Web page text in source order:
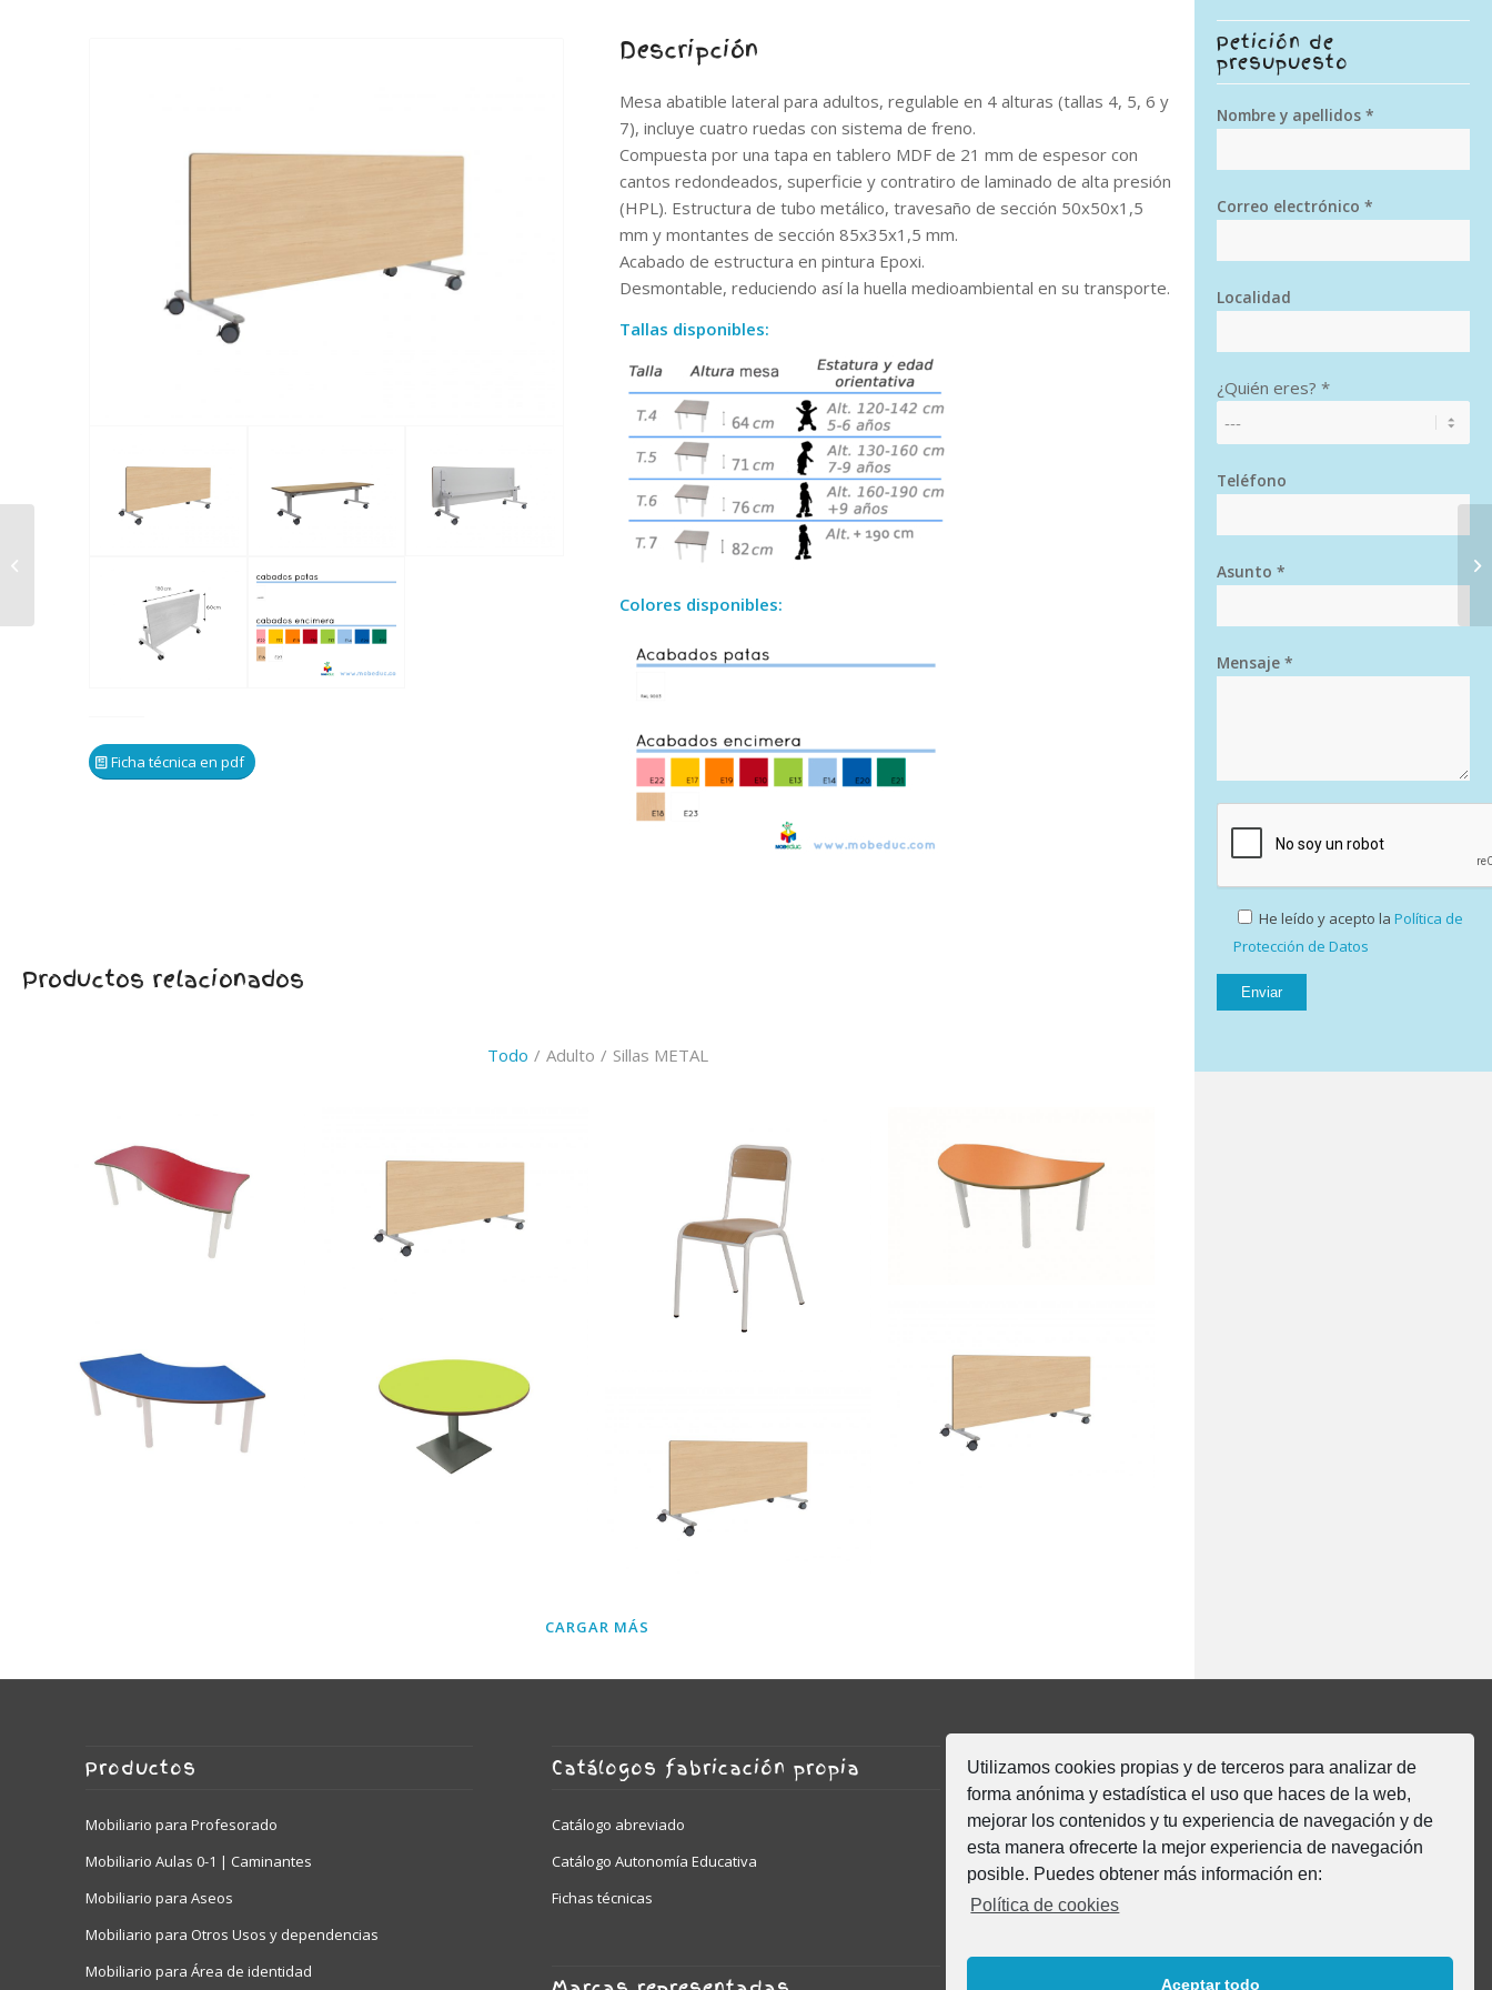
Utilizamos cookies propias y de terceros para analizar de
forma anónima y estadística el uso que haces de la web,
mejorar los contenidos y tu experiencia de navegación y de
esta manera ofrecerte la mejor experiencia de navegación
posible. Puedes obtener más información en:
Política de cookies
Aceptar todo
Ficha técnica en pdf
Descripción
Mesa abatible lateral para adultos, regulable en 4 alturas (tallas 4, 5, 6 y
7), incluye cuatro ruedas con sistema de freno.
Compuesta por una tapa en tablero MDF de 21 mm de espesor con
cantos redondeados, superficie y contratiro de laminado de alta presión
(HPL). Estructura de tubo metálico, travesaño de sección 50x50x1,5
mm y montantes de sección 85x35x1,5 mm.
Acabado de estructura en pintura Epoxi.
Desmontable, reduciendo así la huella medioambiental en su transporte.
Tallas disponibles:
Colores disponibles:
Productos relacionados
Todo / Adulto / Sillas METAL
CARGAR MÁS
Petición de
presupuesto
Nombre y apellidos *
Correo electrónico *
Localidad
¿Quién eres? *
Teléfono
Asunto *
Mensaje *
He leído y acepto la Política de
Protección de Datos
Productos
Mobiliario para Profesorado
Mobiliario Aulas 0-1 | Caminantes
Mobiliario para Aseos
Mobiliario para Otros Usos y dependencias
Mobiliario para Área de identidad
Catálogos fabricación propia
Catálogo abreviado
Catálogo Autonomía Educativa
Fichas técnicas
MOBeduc
Vía Romana, s/n
31520 Cascante (Navarra)
-SPAIN-
Tel. + 34 948 850 384